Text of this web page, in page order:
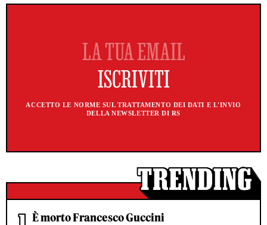
ACCETTO LE NORME SUL TRATTAMENTO DEI DATI E L'INVIO
DELLA NEWSLETTER DI RS
È morto Francesco Guccini